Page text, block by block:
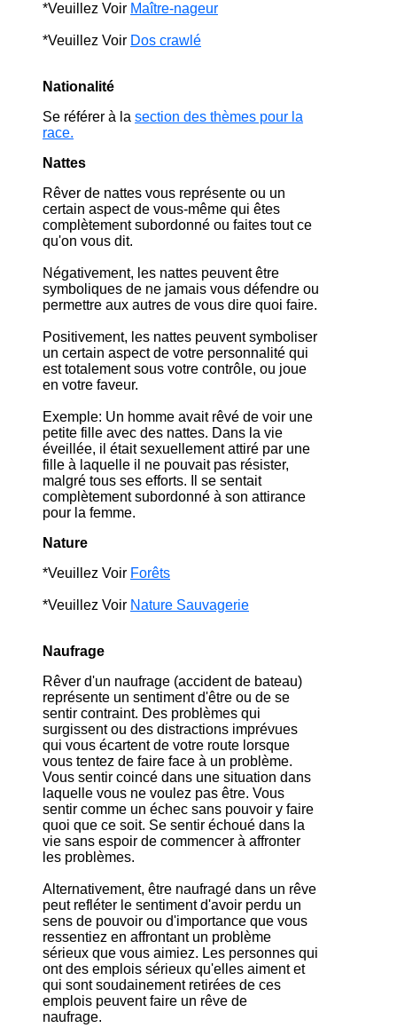
*Veuillez Voir Maître-nageur
*Veuillez Voir Dos crawlé
Nationalité
Se référer à la section des thèmes pour la
race.
Nattes
Rêver de nattes vous représente ou un
certain aspect de vous-même qui êtes
complètement subordonné ou faites tout ce
qu'on vous dit.
Négativement, les nattes peuvent être
symboliques de ne jamais vous défendre ou
permettre aux autres de vous dire quoi faire.
Positivement, les nattes peuvent symboliser
un certain aspect de votre personnalité qui
est totalement sous votre contrôle, ou joue
en votre faveur.
Exemple: Un homme avait rêvé de voir une
petite fille avec des nattes. Dans la vie
éveillée, il était sexuellement attiré par une
fille à laquelle il ne pouvait pas résister,
malgré tous ses efforts. Il se sentait
complètement subordonné à son attirance
pour la femme.
Nature
*Veuillez Voir Forêts
*Veuillez Voir Nature Sauvagerie
Naufrage
Rêver d'un naufrage (accident de bateau)
représente un sentiment d'être ou de se
sentir contraint. Des problèmes qui
surgissent ou des distractions imprévues
qui vous écartent de votre route lorsque
vous tentez de faire face à un problème.
Vous sentir coincé dans une situation dans
laquelle vous ne voulez pas être. Vous
sentir comme un échec sans pouvoir y faire
quoi que ce soit. Se sentir échoué dans la
vie sans espoir de commencer à affronter
les problèmes.
Alternativement, être naufragé dans un rêve
peut refléter le sentiment d'avoir perdu un
sens de pouvoir ou d'importance que vous
ressentiez en affrontant un problème
sérieux que vous aimiez. Les personnes qui
ont des emplois sérieux qu'elles aiment et
qui sont soudainement retirées de ces
emplois peuvent faire un rêve de
naufrage.